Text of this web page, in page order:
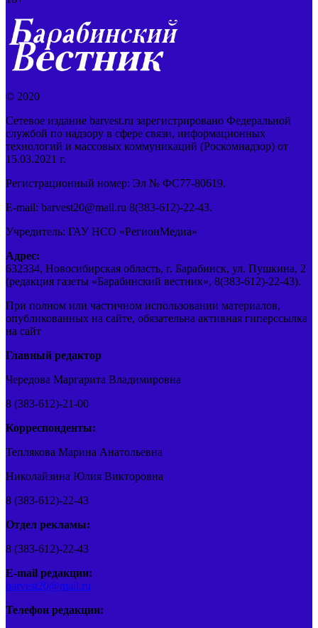
© 2020
Сетевое издание barvest.ru зарегистрировано Федеральной
службой по надзору в сфере связи, информационных
технологий и массовых коммуникаций (Роскомнадзор) от
15.03.2021 г.
Регистрационный номер: Эл № ФС77-80619.
E-mail: barvest20@mail.ru 8(383-612)-22-43.
Учредитель: ГАУ НСО «РегионМедиа»
Адрес:
632334, Новосибирская область, г. Барабинск, ул. Пушкина, 2
(редакция газеты «Барабинский вестник», 8(383-612)-22-43).
При полном или частичном использовании материалов,
опубликованных на сайте, обязательна активная гиперссылка
на сайт
Главный редактор
Чередова Маргарита Владимировна
8 (383-612)-21-00
Корреспонденты:
Теплякова Марина Анатольевна
Николайзина Юлия Викторовна
8 (383-612)-22-43
Отдел рекламы:
8 (383-612)-22-43
E-mail редакции:
barvest20@mail.ru
Телефон редакции: